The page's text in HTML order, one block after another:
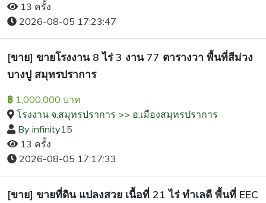
13 ครั้ง
2026-08-05 17:23:47
[ขาย] ขายโรงงาน 8 ไร่ 3 งาน 77 ตารางวา พื้นที่สีม่วง
บางปู สมุทรปราการ
฿ 1,000,000 บาท
โรงงาน จ.สมุทรปราการ >> อ.เมืองสมุทรปราการ
By infinity15
13 ครั้ง
2026-08-05 17:17:33
[ขาย] ขายที่ดิน แปลงสวย เนื้อที่ 21 ไร่ ทำเลดี พื้นที่ EEC